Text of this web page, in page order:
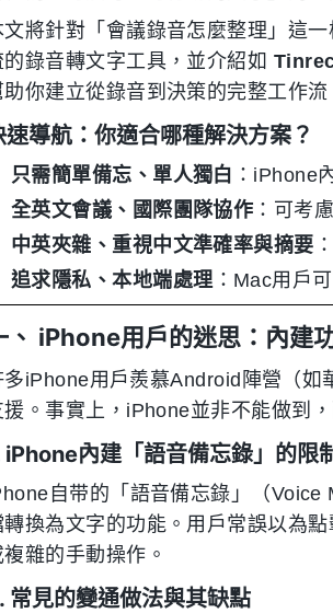
文將針對「會議錄音怎麼整理」這
的錄音轉文字工具，並介紹如 Tinrec
助你建立從錄音到決策的完整工作流
速導航：你適合哪種解決方案？
只需簡單備忘、單人獨白 ：iPhone
全英文會議、國際團隊協作 ：可考
中英夾雜、重視中文準確率與摘要
追求隱私、本地端處理：Mac用戶
、 iPhone用戶的迷思：內建
多iPhone用戶羨慕Android陣營（如
援。事實上，iPhone並非不能做到
iPhone內建「語音備忘錄」的限
自带的「語音備忘錄」（
轉換為文字的功能。用戶常誤以為
複雜的手動操作。
常見的變通做法與其缺點